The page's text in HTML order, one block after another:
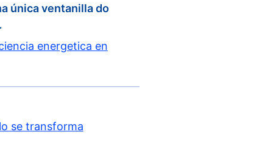
única ventanilla do
energetica en
se transforma